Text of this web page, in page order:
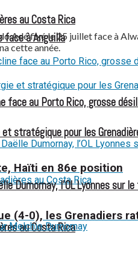
face à Anguilla
stratégique pour les
au Costa Rica
au Costa Rica
face au Porto Rico, grosse
Dumornay, l’OL Lyonnes sur
Adé fixé le 25 juillet face à
cette année.
Haïti en 86e position
(4-0), les Grenadiers